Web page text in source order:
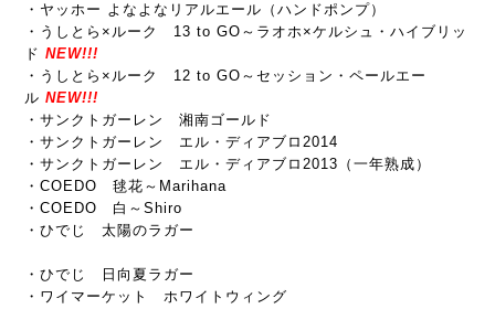
・ヤッホー よなよなリアルエール（ハンドポンプ）
・うしとら×ルーク 13 to GO～ラオホ×ケルシュ・ハイブリッ
ド NEW!!!
・うしとら×ルーク 12 to GO～セッション・ペールエー
ル NEW!!!
・サンクトガーレン 湘南ゴールド
・サンクトガーレン エル・ディアブロ2014
・サンクトガーレン エル・ディアブロ2013（一年熟成）
・COEDO 毬花～Marihana
・COEDO 白～Shiro
・ひでじ 太陽のラガー
・ひでじ 日向夏ラガー
・ワイマーケット ホワイトウィング